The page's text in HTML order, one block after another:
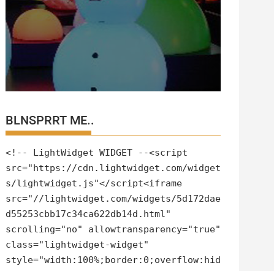
BLNSPRRT ME..
<!-- LightWidget WIDGET --<script
src="https://cdn.lightwidget.com/widget
s/lightwidget.js"</script<iframe
src="//lightwidget.com/widgets/5d172dae
d55253cbb17c34ca622db14d.html"
scrolling="no" allowtransparency="true"
class="lightwidget-widget"
style="width:100%;border:0;overflow:hid